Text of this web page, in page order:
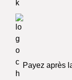
Payez après